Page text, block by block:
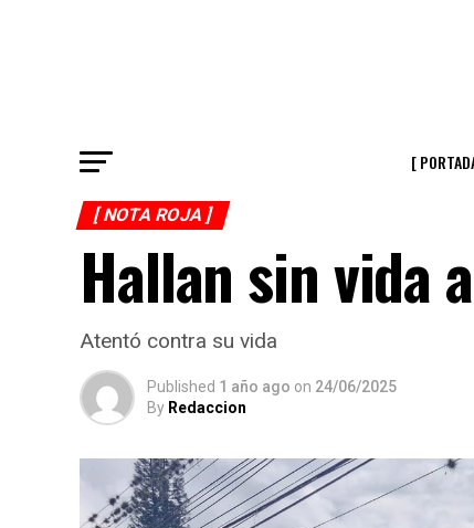
[
[ NOTA ROJA ]
Hallan sin vida
Atentó contra su vida
Published 1 año ago on 24/06/2025
By Redaccion